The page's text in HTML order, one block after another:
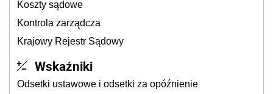
Koszty sądowe
Kontrola zarządcza
Krajowy Rejestr Sądowy
Wskaźniki
Odsetki ustawowe i odsetki za opóźnienie